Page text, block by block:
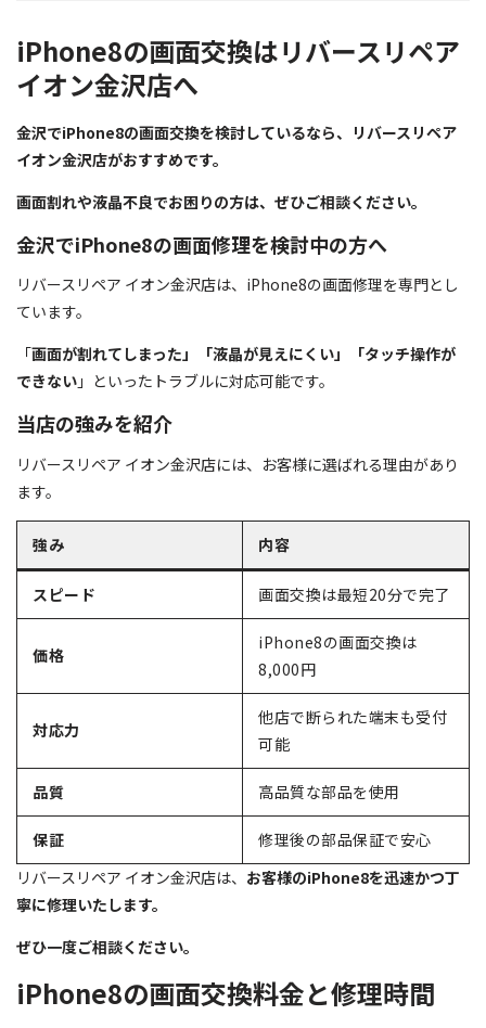
iPhone8の画面交換はリバースリペア
イオン金沢店へ
金沢でiPhone8の画面交換を検討しているなら、リバースリペア
イオン金沢店がおすすめです。
画面割れや液晶不良でお困りの方は、ぜひご相談ください。
金沢でiPhone8の画面修理を検討中の方へ
リバースリペア イオン金沢店は、iPhone8の画面修理を専門とし
ています。
「画面が割れてしまった」「液晶が見えにくい」「タッチ操作が
できない 」といったトラブルに対応可能です。
当店の強みを紹介
リバースリペア イオン金沢店には、お客様に選ばれる理由があり
ます。
強み 内容
スピード 画面交換は最短20分で完了
価格
iPhone8の画面交換は
8,000円
対応力
他店で断られた端末も受付
可能
品質 高品質な部品を使用
保証
修理後の部品保証で安心
リバースリペア イオン金沢店は、 お客様のiPhone8を迅速かつ丁
寧に修理いたします。
ぜひ一度ご相談ください。
iPhone8の画面交換料金と修理時間